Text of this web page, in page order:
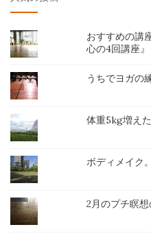
おすすめの講
心の4回講座』
うちでヨガの
体重5kg増えた
ボディメイク。
2月のプチ瞑想